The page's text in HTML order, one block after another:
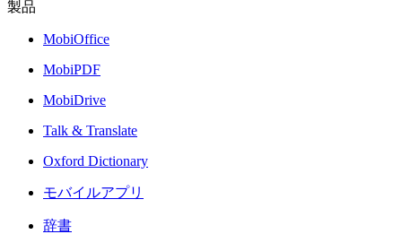
製品
MobiOffice
MobiPDF
MobiDrive
Talk & Translate
Oxford Dictionary
モバイルアプリ
辞書